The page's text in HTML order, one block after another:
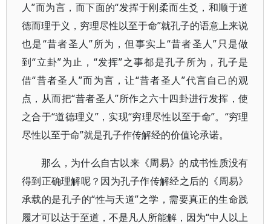
人”而为言，而下面的“发挥于刚柔而生爻，和顺于道
德而理于义，穷理尽性以至于命”就孔子的语意上来说
也是“昔者圣人”所为，但事实上“昔者圣人”只是做
到“立卦”为止，“发挥”之事都是孔子所为，孔子是
借“昔者圣人”而为言，让“昔者圣人”代言自己的观
点，从而把“昔者圣人”所作之六十四卦进行发挥，使
之合于“道德理义”，实现“穷理尽性以至于命”。“穷理
尽性以至于命”就是孔子作传解经的价值论承诺。
那么，为什么自古以来《周易》的成书性质没有
得到正确理解呢？因为孔子作传解经之后的《周易》
承载的是孔子的“性与天道”之学，需要真正的生命践
履才可以达于至道，不是凡人所能解，因为“中人以上